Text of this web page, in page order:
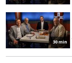
30 min